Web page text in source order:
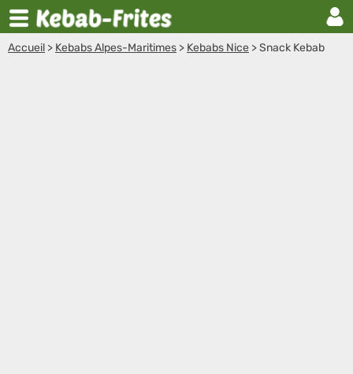
Accueil > Kebabs Alpes-Maritimes > Kebabs Nice >Snack Kebab